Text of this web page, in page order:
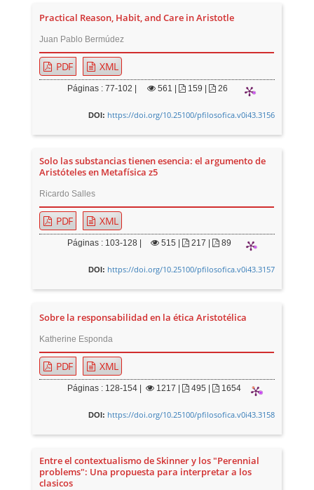
Practical Reason, Habit, and Care in Aristotle
Juan Pablo Bermúdez
PDF XML
Páginas : 77-102 | 561 159 | 26
DOI: https://doi.org/10.25100/pfilosofica.v0i43.3156
Solo las substancias tienen esencia: el argumento de
Aristóteles en Metafísica z5
Ricardo Salles
PDF XML
Páginas : 103-128 | 515 217 | 89
DOI: https://doi.org/10.25100/pfilosofica.v0i43.3157
Sobre la responsabilidad en la ética Aristotélica
Katherine Esponda
PDF XML
Páginas : 128-154 | 1217 495 | 1654
DOI: https://doi.org/10.25100/pfilosofica.v0i43.3158
Entre el contextualismo de Skinner y los "Perennial
problems": Una propuesta para interpretar a los
clasicos